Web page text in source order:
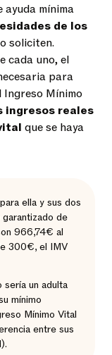
mínima
de los
soliciten.
cada uno, el
para
Ingreso Mínimo
ingresos reales
que se haya
ella y sus dos
de
966,74€ al
300€, el IMV
sería un adulta
mínimo
Mínimo Vital
entre sus